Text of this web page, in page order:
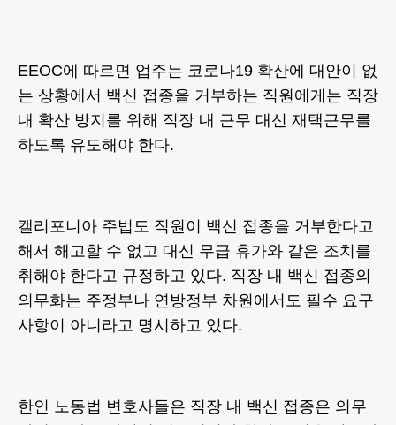
EEOC에 따르면 업주는 코로나19 확산에 대안이 없
는 상황에서 백신 접종을 거부하는 직원에게는 직장
내 확산 방지를 위해 직장 내 근무 대신 재택근무를
하도록 유도해야 한다.
캘리포니아 주법도 직원이 백신 접종을 거부한다고
해서 해고할 수 없고 대신 무급 휴가와 같은 조치를
취해야 한다고 규정하고 있다. 직장 내 백신 접종의
의무화는 주정부나 연방정부 차원에서도 필수 요구
사항이 아니라고 명시하고 있다.
한인 노동법 변호사들은 직장 내 백신 접종은 의무